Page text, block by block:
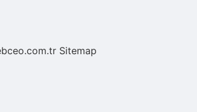
Sitemap